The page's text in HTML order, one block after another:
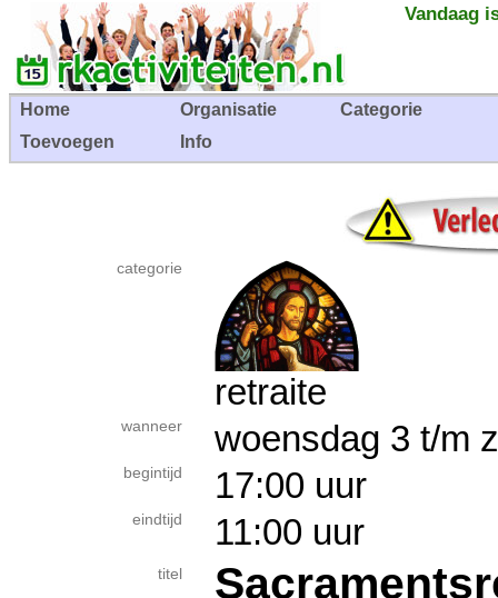
Vandaag
Home Organisatie
Categorie
Toevoegen
Info
categorie
retraite
wanneer woensdag 3 t/
begintijd 17:00 uur
eindtijd 11:00 uur
titel